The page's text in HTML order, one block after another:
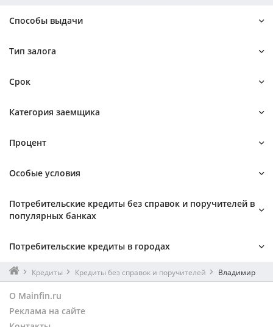
Способы выдачи
Тип залога
Срок
Категория заемщика
Процент
Особые условия
Самые выгодные
Потребительские кредиты без справок и поручителей в
популярных банках
Банк ВТБ
Альфа-Банк
Т-Банк
Газпромбанк
Россельхозбанк
Потребительские кредиты в городах
Москва
Санкт-Петербург
Екатеринбург
Нижний Новгород
Кредиты Кредиты без справок и поручителей Владимир
О Mainfin.ru
Реклама на сайте